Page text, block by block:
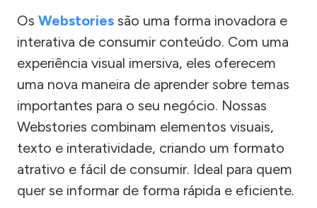
Os Webstories são uma forma inovadora e
interativa de consumir conteúdo. Com uma
experiência visual imersiva, eles oferecem
uma nova maneira de aprender sobre temas
importantes para o seu negócio. Nossas
Webstories combinam elementos visuais,
texto e interatividade, criando um formato
atrativo e fácil de consumir. Ideal para quem
quer se informar de forma rápida e eficiente.